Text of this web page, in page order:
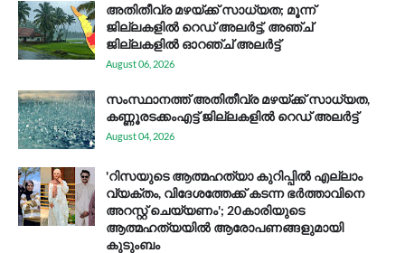
അതിതീവ്ര മഴയ്ക്ക് സാധ്യത; മൂന്ന്
ജില്ലകളിൽ റെഡ് അലർട്ട്, അഞ്ച്
ജില്ലകളിൽ ഓറഞ്ച് അലർട്ട്
August 06, 2026
സം​സ്ഥാ​ന​ത്ത് അ​തി​തീ​വ്ര മ​ഴ​യ്ക്ക് സാ​ധ്യ​ത,
കണ്ണൂരടക്കംഎ​ട്ട് ജി​ല്ല​ക​ളി​ൽ റെ​ഡ് അ​ലർ​ട്ട്
August 04, 2026
'റിസയുടെ ആത്മഹത്യാ കുറിപ്പിൽ എല്ലാം
വ്യക്തം, വിദേശത്തേക്ക് കടന്ന ഭർത്താവിനെ
അറസ്റ്റ് ചെയ്യണം'; 20കാരിയുടെ
ആത്മഹത്യയിൽ ആരോപണങ്ങളുമായി
കുടുംബം